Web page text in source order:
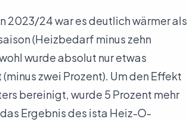
2023/24 war es deutlich wärmer als
(Heizbedarf minus zehn
wurde absolut nur etwas
zwei Prozent). Um den Effekt
bereinigt, wurde 5 Prozent mehr
Ergebnis des ista Heiz-O-